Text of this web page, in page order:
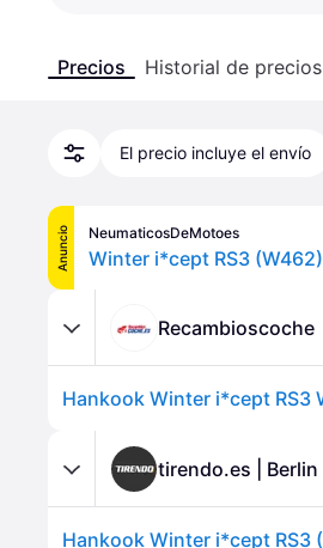
Precios Historial de precios
El precio incluye el envío
Anuncio NeumaticosDeMotoes
Winter i*cept RS3 (W462)
Recambioscoche
tirendo.es | Berlin